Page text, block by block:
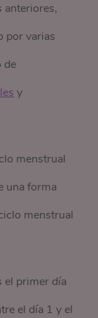
anteriores,
por varias
de
y
menstrual
una forma
menstrual
el primer día
el día 1 y el